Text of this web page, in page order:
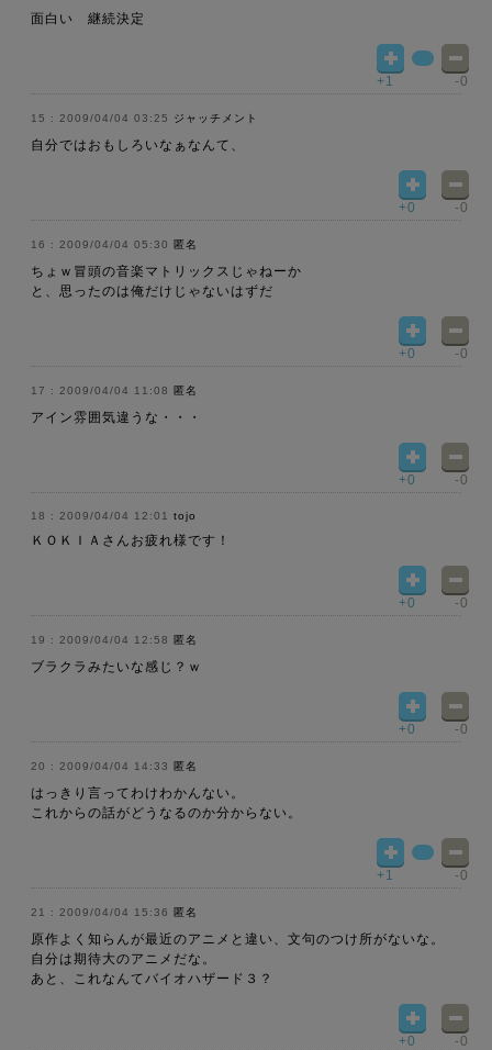
面白い 継続決定
+1 -0
2009/04/04 03:25 ジャッチメント
自分ではおもしろいなぁなんて、
+0 -0
2009/04/04 05:30 匿名
ちょｗ冒頭の音楽マトリックスじゃねーか
と、思ったのは俺だけじゃないはずだ
+0 -0
2009/04/04 11:08 匿名
アイン雰囲気違うな・・・
+0 -0
2009/04/04 12:01 tojo
ＫＯＫＩＡさんお疲れ様です！
+0 -0
2009/04/04 12:58 匿名
ブラクラみたいな感じ？ｗ
+0 -0
2009/04/04 14:33 匿名
はっきり言ってわけわかんない。
これからの話がどうなるのか分からない。
+1 -0
2009/04/04 15:36 匿名
原作よく知らんが最近のアニメと違い、文句のつけ所がないな。
自分は期待大のアニメだな。
あと、これなんてバイオハザード３？
+0 -0